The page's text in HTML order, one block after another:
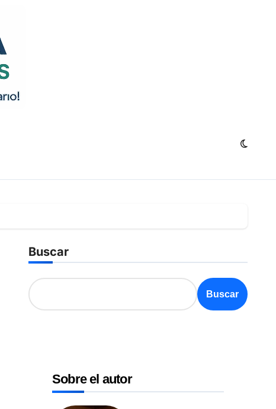
Buscar
Buscar
Sobre el autor